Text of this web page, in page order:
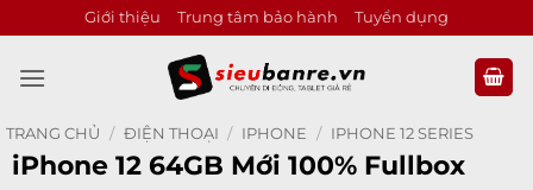
qua
nội
Giới thiệu Trung tâm bảo hành Tuyển dụng
TRANG CHỦ / ĐIỆN THOẠI / IPHONE / IPHONE 12 SERIES
iPhone 12 64GB Mới 100% Fullbox